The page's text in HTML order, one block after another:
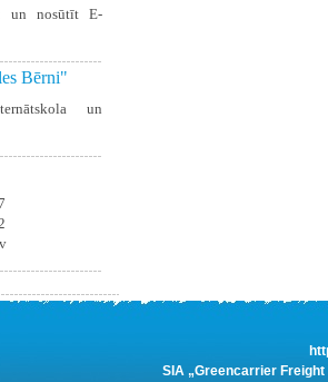
un nosūtīt E-
Bērni"
un
SIA „Greencarrier